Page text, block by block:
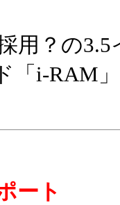
用？の
「i-RAM
ート